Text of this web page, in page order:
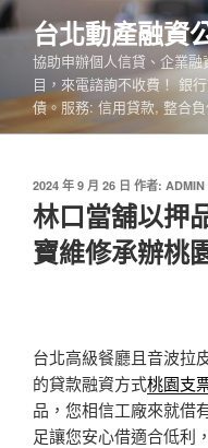
跳
至
內
台北動產融資
協助申辦個人信貸、企業
目，來電諮詢不收費！ 銀
債。服務: 信用貸款, 整合
發
佈
於
2024 年 9 月 26 日 作者: ADMIN
林口當舖以押
寶維修承辦桃
台北高級餐廳且音波拉
的貸款融資方式桃園支
品，您相信工廠來就借
足讓您安心借適合低利